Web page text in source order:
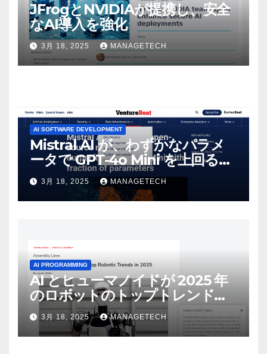
JFrogとNVIDIAが提携し、安全
なAI導入を強化
3月 18, 2025 MANAGETECH
AI SOFTWARE DEVELOPMENT
Mistral AI が、わずかなパラメ
ータで GPT-4o Mini を上回る新
しいオープンソース モデルをリ
リース | VentureBeat
3月 18, 2025 MANAGETECH
AI PROGRAMMING
AI とヒューマノイドが 2025 年
のロボットのトップトレンドに |
ASSEMBLY
3月 18, 2025 MANAGETECH